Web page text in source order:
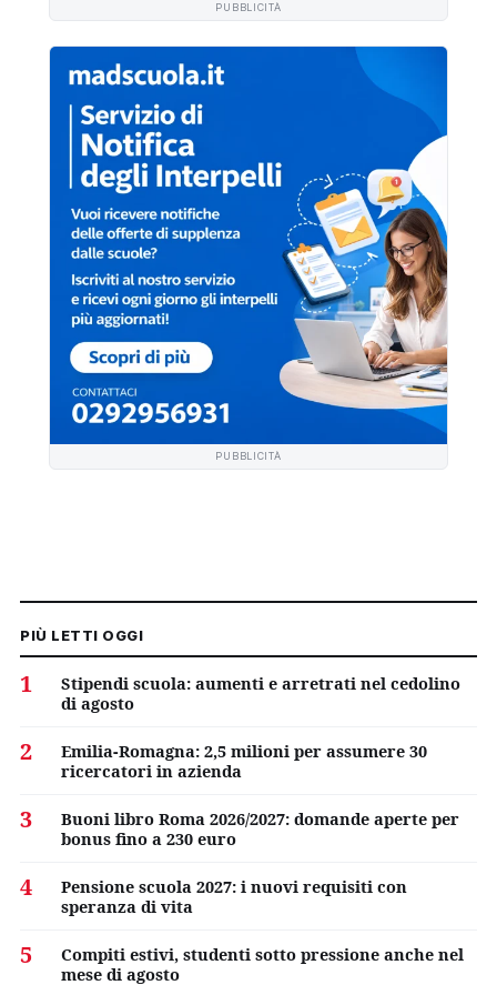
PUBBLICITÀ
PUBBLICITÀ
PIÙ LETTI OGGI
1
Stipendi scuola: aumenti e arretrati nel cedolino
di agosto
2
Emilia-Romagna: 2,5 milioni per assumere 30
ricercatori in azienda
3
Buoni libro Roma 2026/2027: domande aperte per
bonus fino a 230 euro
4
Pensione scuola 2027: i nuovi requisiti con
speranza di vita
5
Compiti estivi, studenti sotto pressione anche nel
mese di agosto